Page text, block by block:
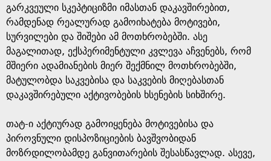
გარკვეული სკეპტიციზმი იმასთან დაკავშირებით,
რამდენად რეალურად გამოიხატება მოტივები,
სურვილები და შიშები ამ მოთხრობებში. ასე
მაგალითად, ექსპერიმენტული კვლევა აჩვენებს, რომ
მშიერი ადამიანების მიერ შექმნილ მოთხრობებში,
მატულობდა საკვებისა და საკვების მიღებასთან
დაკავშირებული აქტივობების ხსენების სიხშირე.
თატ-ი აქტიურად გამოიყენება მოტივებისა და
პიროვნული დისპოზიციების ბავშვობიდან
მოზრდილობამდე განვითარების შესასწავლად. ასევე,